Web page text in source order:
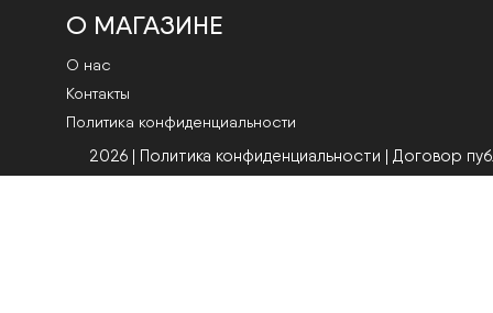
О МАГАЗИНЕ
О нас
Контакты
Политика конфиденциальности
2026 | Политика конфиденциальности | Договор